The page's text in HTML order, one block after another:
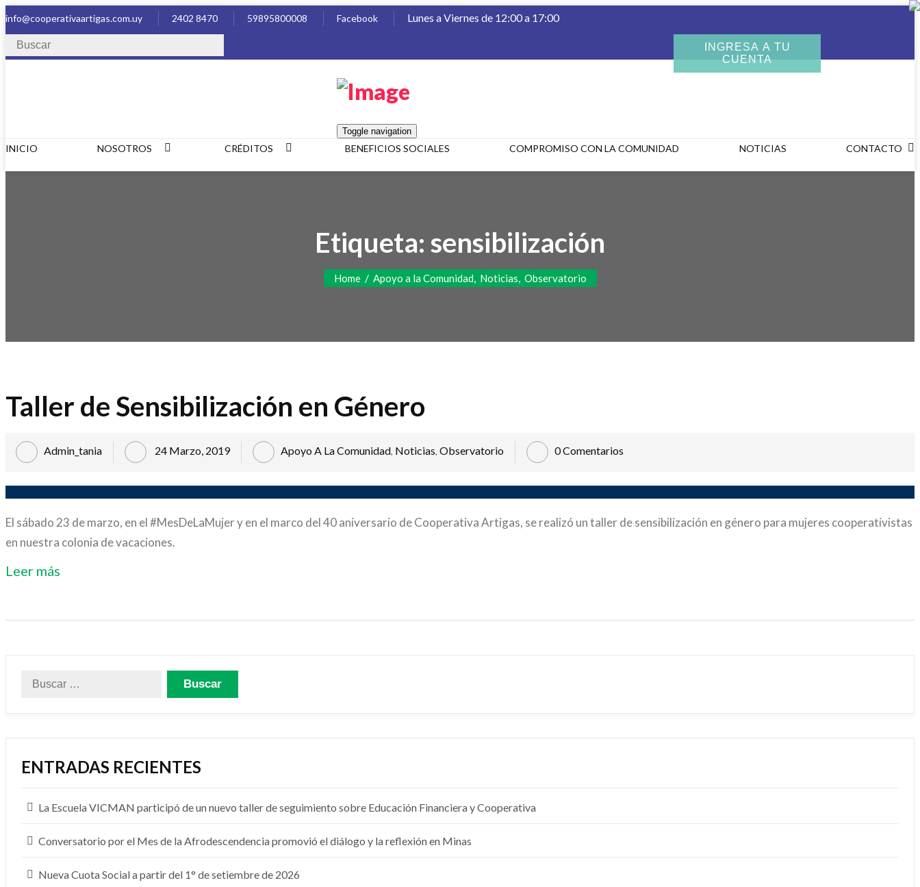
info@cooperativaartigas.com.uy 2402 8470 59895800008 Facebook Lunes a Viernes de 12:00 a 17:00
Toggle navigation
INGRESA A TU
CUENTA
INICIO NOSOTROS CRÉDITOS BENEFICIOS SOCIALES COMPROMISO CON LA COMUNIDAD NOTICIAS CONTACTO
Etiqueta: sensibilización
Home / Apoyo a la Comunidad, Noticias, Observatorio
Taller de Sensibilización en Género
Admin_tania 24 Marzo, 2019 Apoyo A La Comunidad, Noticias, Observatorio 0 Comentarios
El sábado 23 de marzo, en el #MesDeLaMujer y en el marco del 40 aniversario de Cooperativa Artigas, se realizó un taller de sensibilización en género para mujeres cooperativistas
en nuestra colonia de vacaciones.
Leer más
Buscar:
ENTRADAS RECIENTES
La Escuela VICMAN participó de un nuevo taller de seguimiento sobre Educación Financiera y Cooperativa
Conversatorio por el Mes de la Afrodescendencia promovió el diálogo y la reflexión en Minas
Nueva Cuota Social a partir del 1° de setiembre de 2026